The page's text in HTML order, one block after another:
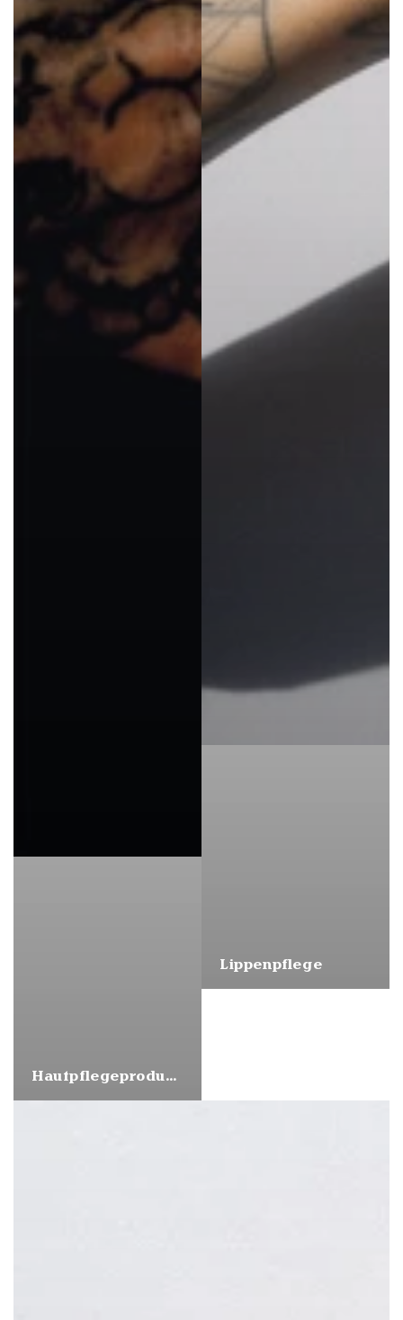
Hautpflegeprodukte
Lippenpflege